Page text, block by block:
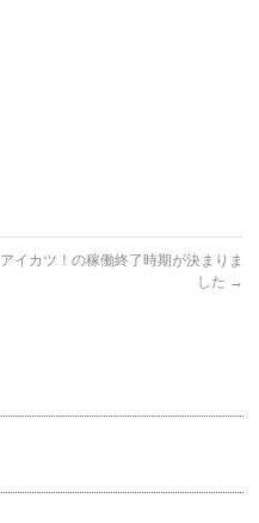
アイカツ！の稼働終了時期が決まりま
した →